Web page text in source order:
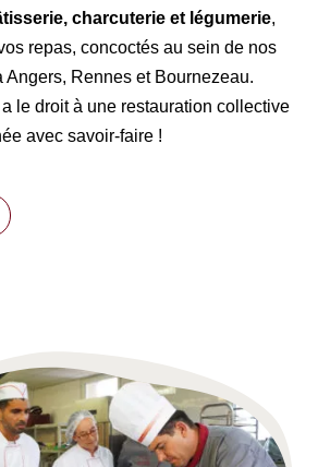
charcuterie et légumerie,
repas, concoctés au sein de nos
Angers, Rennes et Bournezeau.
le droit à une restauration collective
avec savoir-faire !